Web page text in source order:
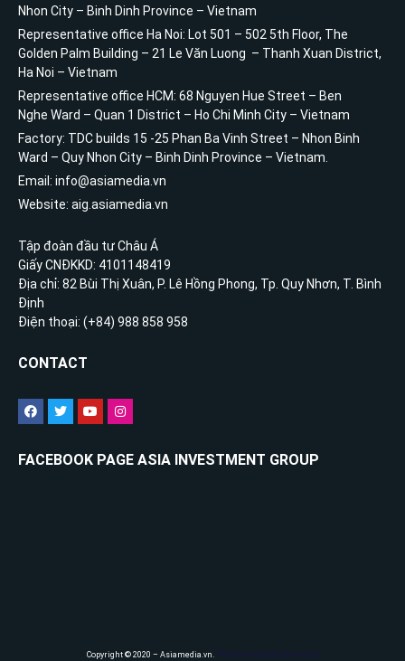
Nhon City – Binh Dinh Province – Vietnam
Representative office Ha Noi: Lot 501 – 502 5th Floor, The
Golden Palm Building – 21 Le Văn Luong – Thanh Xuan District,
Ha Noi – Vietnam
Representative office HCM: 68 Nguyen Hue Street – Ben
Nghe Ward – Quan 1 District – Ho Chi Minh City – Vietnam
Factory: TDC builds 15 -25 Phan Ba Vinh Street – Nhon Binh
Ward – Quy Nhon City – Binh Dinh Province – Vietnam.
Email: info@asiamedia.vn
Website: aig.asiamedia.vn
Tập đoàn đầu tư Châu Á
Giấy CNĐKKD: 4101148419
Địa chỉ: 82 Bùi Thị Xuân, P. Lê Hồng Phong, Tp. Quy Nhơn, T. Bình
Định
Điện thoại: (+84) 988 858 958
CONTACT
FACEBOOK PAGE ASIA INVESTMENT GROUP
Copyright © 2020 – Asiamedia.vn. Thiết kế website Greensoft